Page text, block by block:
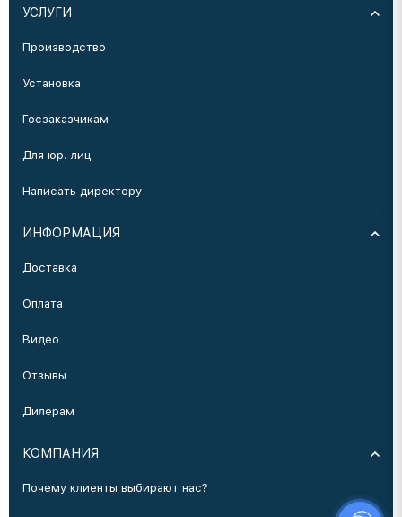
УСЛУГИ
Производство
Установка
Госзаказчикам
Для юр. лиц
Написать директору
ИНФОРМАЦИЯ
Доставка
Оплата
Видео
Отзывы
Дилерам
КОМПАНИЯ
Почему клиенты выбирают нас?